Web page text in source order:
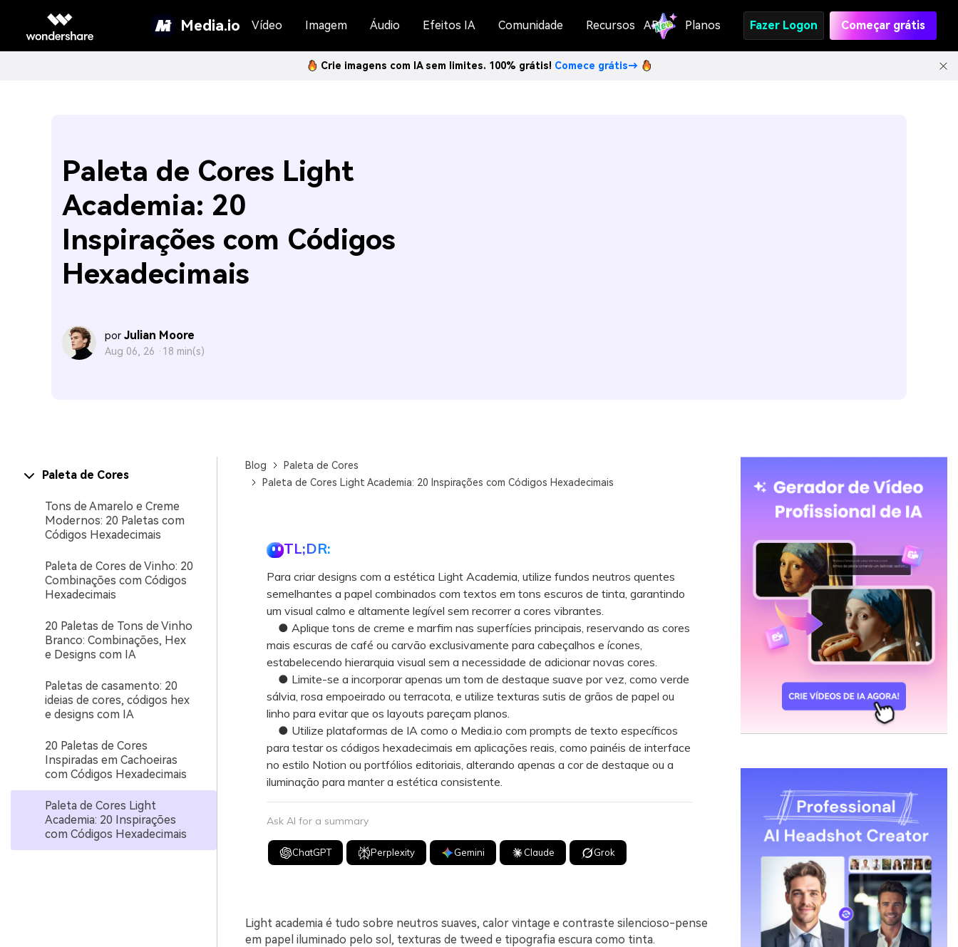
Media.io Vídeo Imagem Áudio Efeitos IA Comunidade Recursos API Planos Fazer Logon Começar grátis
Crie imagens com IA sem limites. 100% grátis! Comece grátis→
Paleta de Cores Light
Academia: 20
Inspirações com Códigos
Hexadecimais
por Julian Moore
Aug 06, 26 · 18 min(s)
Paleta de Cores
Tons de Amarelo e Creme
Modernos: 20 Paletas com
Códigos Hexadecimais
Paleta de Cores de Vinho: 20
Combinações com Códigos
Hexadecimais
20 Paletas de Tons de Vinho
Branco: Combinações, Hex
e Designs com IA
Paletas de casamento: 20
ideias de cores, códigos hex
e designs com IA
20 Paletas de Cores
Inspiradas em Cachoeiras
com Códigos Hexadecimais
Paleta de Cores Light
Academia: 20 Inspirações
com Códigos Hexadecimais
Blog
Paleta de Cores
Paleta de Cores Light Academia: 20 Inspirações com Códigos Hexadecimais
TL;DR:
Para criar designs com a estética Light Academia, utilize fundos neutros quentes
semelhantes a papel combinados com textos em tons escuros de tinta, garantindo
um visual calmo e altamente legível sem recorrer a cores vibrantes.
● Aplique tons de creme e marfim nas superfícies principais, reservando as cores
mais escuras de café ou carvão exclusivamente para cabeçalhos e ícones,
estabelecendo hierarquia visual sem a necessidade de adicionar novas cores.
● Limite-se a incorporar apenas um tom de destaque suave por vez, como verde
sálvia, rosa empoeirado ou terracota, e utilize texturas sutis de grãos de papel ou
linho para evitar que os layouts pareçam planos.
● Utilize plataformas de IA como o Media.io com prompts de texto específicos
para testar os códigos hexadecimais em aplicações reais, como painéis de interface
no estilo Notion ou portfólios editoriais, alterando apenas a cor de destaque ou a
iluminação para manter a estética consistente.
Ask AI for a summary
ChatGPT Perplexity Gemini Claude Grok
Light academia é tudo sobre neutros suaves, calor vintage e contraste silencioso-pense
em papel iluminado pelo sol, texturas de tweed e tipografia escura como tinta.